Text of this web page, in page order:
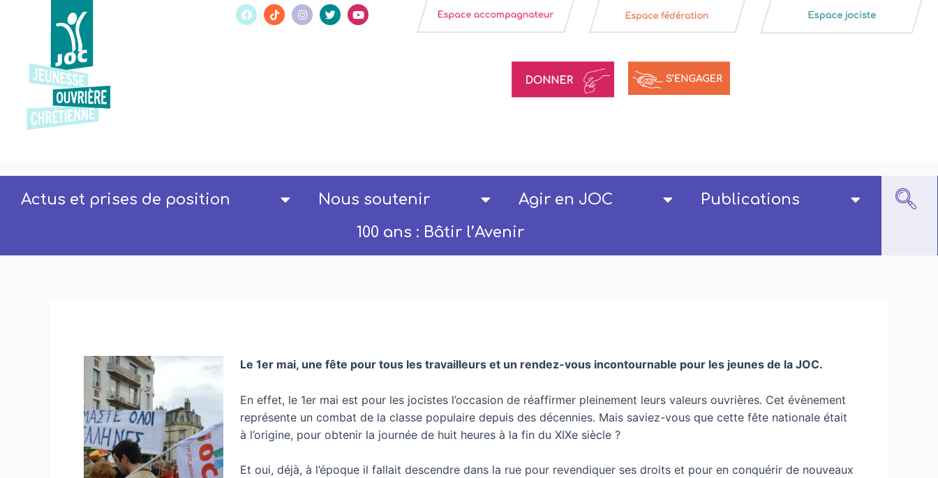
Actus et prises de position Nous soutenir Agir en JOC
Publications
100 ans : Bâtir l’Avenir
Le 1er mai, une fête pour tous les travailleurs et un rendez-vous incontournable pour les jeunes de la JOC.
En effet, le 1er mai est pour les jocistes l’occasion de réaffirmer pleinement leurs valeurs ouvrières. Cet évènement
représente un combat de la classe populaire depuis des décennies. Mais saviez-vous que cette fête nationale était
à l’origine, pour obtenir la journée de huit heures à la fin du XIXe siècle ?
Et oui, déjà, à l’époque il fallait descendre dans la rue pour revendiquer ses droits et pour en conquérir de nouveaux